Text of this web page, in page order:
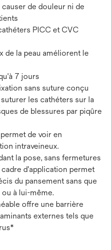
de douleur ni de
PICC et CVC
de la peau améliorent le
7 jours
sans suture conçu
les cathéters sur la
de blessures par piqûre
de voir en
intraveineux.
la pose, sans fermetures
d'application permet
du pansement sans que
à lui-même.
offre une barrière
externes tels que